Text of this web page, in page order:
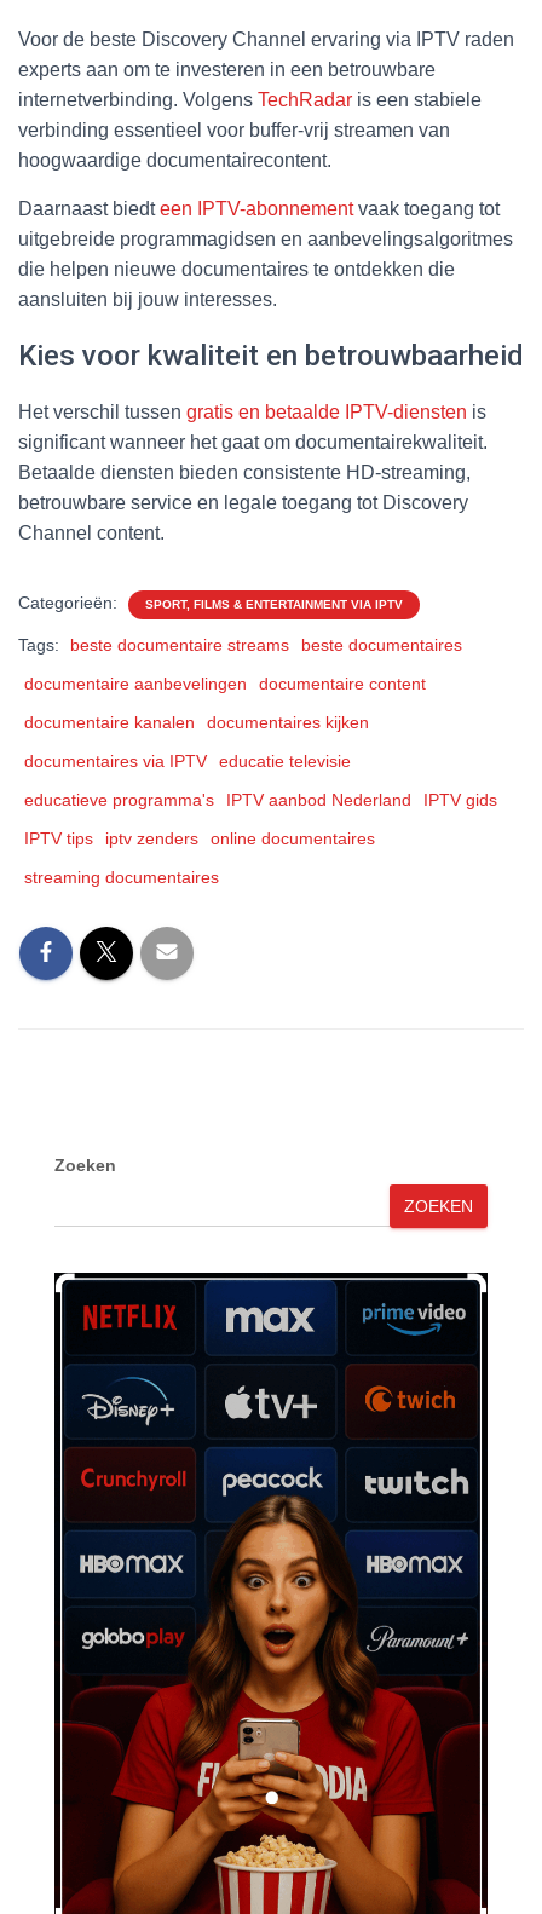
Voor de beste Discovery Channel ervaring via IPTV raden
experts aan om te investeren in een betrouwbare
internetverbinding. Volgens TechRadar is een stabiele
verbinding essentieel voor buffer-vrij streamen van
hoogwaardige documentairecontent.
Daarnaast biedteen IPTV-abonnementvaak toegang tot
uitgebreide programmagidsen en aanbevelingsalgoritmes
die helpen nieuwe documentaires te ontdekken die
aansluiten bij jouw interesses.
Kies voor kwaliteit en betrouwbaarheid
Het verschil tussen gratis en betaalde IPTV-diensten is
significant wanneer het gaat om documentairekwaliteit.
Betaalde diensten bieden consistente HD-streaming,
betrouwbare service en legale toegang tot Discovery
Channel content.
Categorieën: SPORT, FILMS & ENTERTAINMENT VIA IPTV
Tags: beste documentaire streams
beste documentaires
documentaire aanbevelingen
documentaire content
documentaire kanalen
documentaires kijken
documentaires via IPTV
educatie televisie
educatieve programma's
IPTV aanbod Nederland
IPTV gids
IPTV tips
iptv zenders
online documentaires
streaming documentaires
Zoeken
ZOEKEN